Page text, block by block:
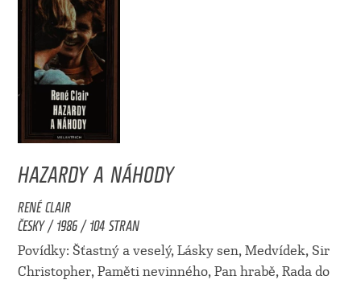
HAZARDY A NÁHODY
RENÉ CLAIR
ČESKY / 1986 / 104 STRAN
Povídky: Šťastný a veselý, Lásky sen, Medvídek, Sir
Christopher, Paměti nevinného, Pan hrabě, Rada do